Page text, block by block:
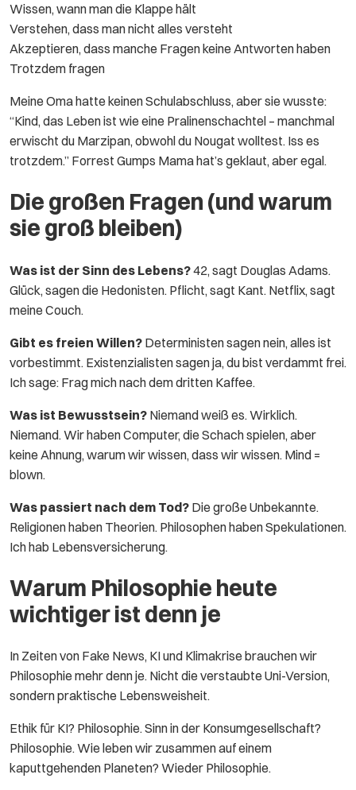
Wissen, wann man die Klappe hält
Verstehen, dass man nicht alles versteht
Akzeptieren, dass manche Fragen keine Antworten haben
Trotzdem fragen
Meine Oma hatte keinen Schulabschluss, aber sie wusste:
“Kind, das Leben ist wie eine Pralinenschachtel – manchmal
erwischt du Marzipan, obwohl du Nougat wolltest. Iss es
trotzdem.” Forrest Gumps Mama hat’s geklaut, aber egal.
Die großen Fragen (und warum
sie groß bleiben)
Was ist der Sinn des Lebens?42, sagt Douglas Adams.
Glück, sagen die Hedonisten. Pflicht, sagt Kant. Netflix, sagt
meine Couch.
Gibt es freien Willen? Deterministen sagen nein, alles ist
vorbestimmt. Existenzialisten sagen ja, du bist verdammt frei.
Ich sage: Frag mich nach dem dritten Kaffee.
Was ist Bewusstsein? Niemand weiß es. Wirklich.
Niemand. Wir haben Computer, die Schach spielen, aber
keine Ahnung, warum wir wissen, dass wir wissen. Mind =
blown.
Was passiert nach dem Tod? Die große Unbekannte.
Religionen haben Theorien. Philosophen haben Spekulationen.
Ich hab Lebensversicherung.
Warum Philosophie heute
wichtiger ist denn je
In Zeiten von Fake News, KI und Klimakrise brauchen wir
Philosophie mehr denn je. Nicht die verstaubte Uni-Version,
sondern praktische Lebensweisheit.
Ethik für KI? Philosophie. Sinn in der Konsumgesellschaft?
Philosophie. Wie leben wir zusammen auf einem
kaputtgehenden Planeten? Wieder Philosophie.